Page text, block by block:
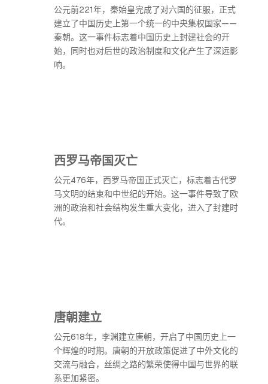
公元前221年，秦始皇完成了对六国的征服，正式
建立了中国历史上第一个统一的中央集权国家——
秦朝。这一事件标志着中国历史上封建社会的开
始，同时也对后世的政治制度和文化产生了深远影
响。
西罗马帝国灭亡
公元476年，西罗马帝国正式灭亡，标志着古代罗
马文明的结束和中世纪的开始。这一事件导致了欧
洲的政治和社会结构发生重大变化，进入了封建时
代。
唐朝建立
公元618年，李渊建立唐朝，开启了中国历史上一
个辉煌的时期。唐朝的开放政策促进了中外文化的
交流与融合，丝绸之路的繁荣使得中国与世界的联
系更加紧密。